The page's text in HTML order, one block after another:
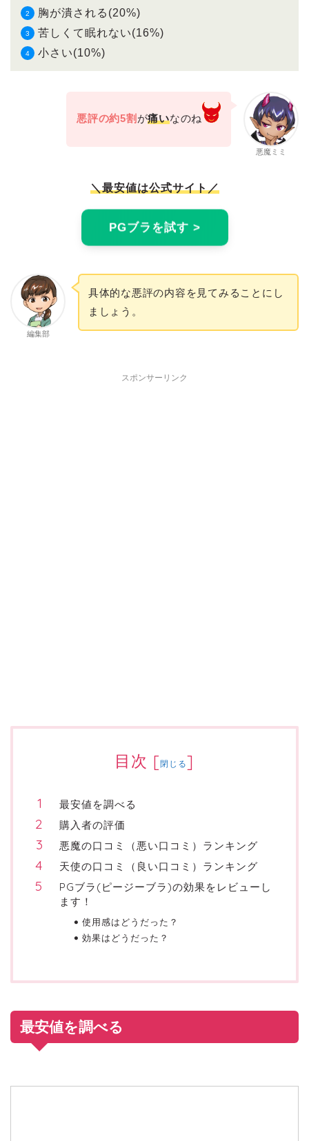
胸が潰される(20%)
苦しくて眠れない(16%)
小さい(10%)
悪魔ミミ
悪評の約5割 が痛いなのね
＼最安値は公式サイト／
PGブラを試す >
編集部
具体的な悪評の内容を見てみることにし
ましょう。
スポンサーリンク
目次 [閉じる]
最安値を調べる
購入者の評価
悪魔の口コミ（悪い口コミ）ランキング
天使の口コミ（良い口コミ）ランキング
PGブラ(ピージーブラ)の効果をレビューし
ます！
使用感はどうだった？
効果はどうだった？
最安値を調べる